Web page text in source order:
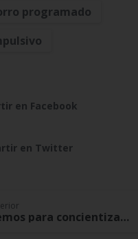
programado
en Facebook
en Twitter
¡Celebremos para concientizar! 31 de octubre, día mundial del ahorro.